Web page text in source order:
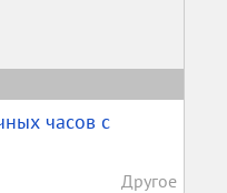
часов с
Другое